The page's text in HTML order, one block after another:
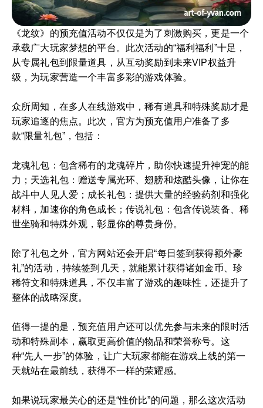
《龙纹》的预充值活动不仅仅是为了刺激购买，更是一个
承载广大玩家梦想的平台。此次活动的“福利福利”十足，
从专属礼包到限量道具，从互动奖励到未来VIP权益升
级，为玩家营造一个丰富多彩的游戏体验。
众所周知，在多人在线游戏中，稀有道具和特殊奖励才是
玩家追逐的焦点。此次，官方为预充值用户准备了多
款“限量礼包”，包括：
龙魂礼包：包含稀有的龙魂碎片，助你快速提升神宠的能
力；天选礼包：赠送专属光环、翅膀和炫酷头像，让你在
战斗中人见人爱；成长礼包：提供大量的经验药剂和强化
材料，加速你的角色成长；传说礼包：包含传说装备、稀
世坐骑和特殊外观，彰显你的尊贵身份。
除了礼包之外，官方网站还会开启“每日签到获得额外豪
礼”的活动，持续签到几天，就能累计获得诸如金币、珍
稀符文和特殊道具，不仅丰富了游戏的趣味性，还提升了
整体的战略深度。
值得一提的是，预充值用户还可以优先参与未来的限时活
动和特殊副本，赢取更高价值的物品和荣誉称号。这
种“先人一步”的体验，让广大玩家都能在游戏上线的第一
天就站在最前线，获得不一样的荣耀感。
如果说玩家最关心的还是“性价比”的问题，那么这次活动